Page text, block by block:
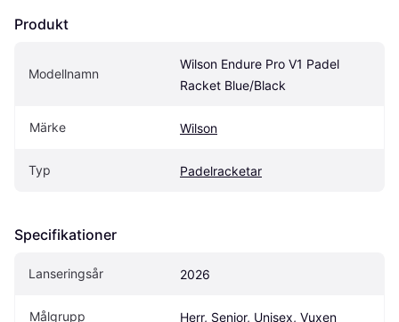
Produkt
Modellnamn
Wilson Endure Pro V1 Padel
Racket Blue/Black
Märke Wilson
Typ Padelracketar
Specifikationer
Lanseringsår 2026
Målgrupp Herr, Senior, Unisex, Vuxen